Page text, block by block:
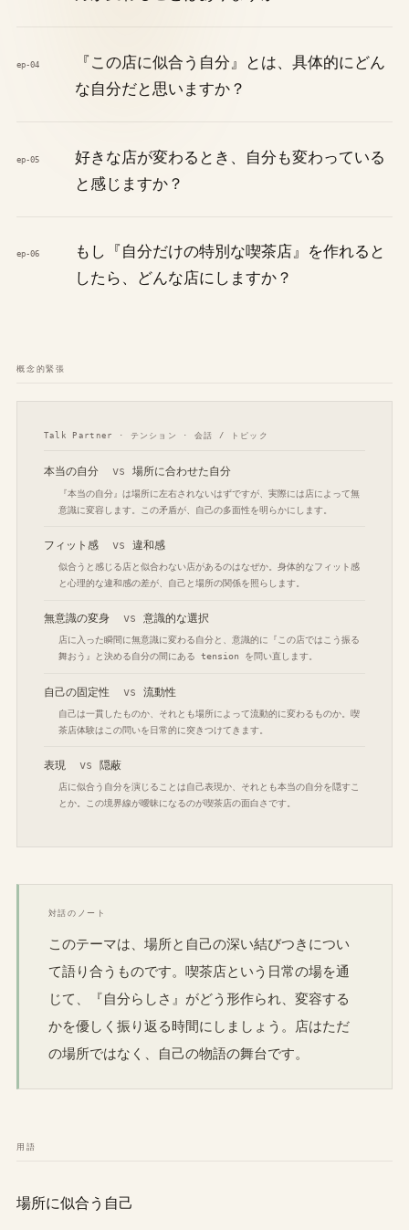
ep-04
『この店に似合う自分』とは、具体的にどん
な自分だと思いますか？
ep-05
好きな店が変わるとき、自分も変わっている
と感じますか？
ep-06
もし『自分だけの特別な喫茶店』を作れると
したら、どんな店にしますか？
概念的緊張
Talk Partner · テンション · 会話 / トピック
本当の自分 vs 場所に合わせた自分
『本当の自分』は場所に左右されないはずですが、実際には店によって無
意識に変容します。この矛盾が、自己の多面性を明らかにします。
フィット感 vs 違和感
似合うと感じる店と似合わない店があるのはなぜか。身体的なフィット感
と心理的な違和感の差が、自己と場所の関係を照らします。
無意識の変身 vs 意識的な選択
店に入った瞬間に無意識に変わる自分と、意識的に『この店ではこう振る
舞おう』と決める自分の間にある tension を問い直します。
自己の固定性 vs 流動性
自己は一貫したものか、それとも場所によって流動的に変わるものか。喫
茶店体験はこの問いを日常的に突きつけてきます。
表現 vs 隠蔽
店に似合う自分を演じることは自己表現か、それとも本当の自分を隠すこ
とか。この境界線が曖昧になるのが喫茶店の面白さです。
対話のノート
このテーマは、場所と自己の深い結びつきについ
て語り合うものです。喫茶店という日常の場を通
じて、『自分らしさ』がどう形作られ、変容する
かを優しく振り返る時間にしましょう。店はただ
の場所ではなく、自己の物語の舞台です。
用語
場所に似合う自己